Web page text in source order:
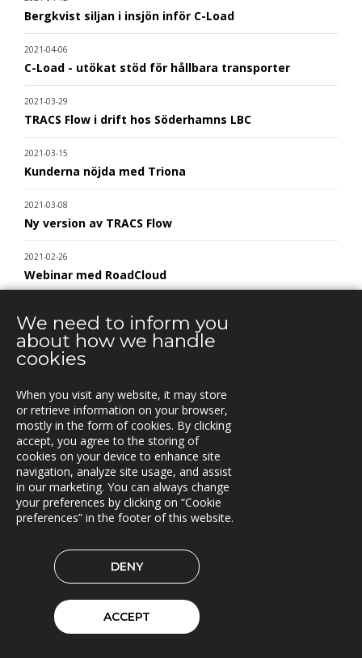
Bergkvist siljan i insjön inför C-Load
2021-04-06
C-Load - utökat stöd för hållbara transporter
2021-03-29
TRACS Flow i drift hos Söderhamns LBC
2021-03-15
Kunderna nöjda med Triona
2021-03-08
Ny version av TRACS Flow
2021-02-26
Webinar med RoadCloud
Nya lokaler i Oslo
2021-01-29
2021-01-11
Triona expanderar i Göteborg
2021-01-07
FleetControl - Transdevs IoT-plattform
2020-12-18
2020-12-17
God Jul och Gott Nytt År
2020-11-23
Beräkningstjänst för skördardata i pilotdrift
We need to inform you
about how we handle
cookies
When you visit any website, it may store
or retrieve information on your browser,
mostly in the form of cookies. By clicking
accept, you agree to the storing of
cookies on your device to enhance site
navigation, analyze site usage, and assist
in our marketing. You can always change
your preferences by clicking on “Cookie
preferences” in the footer of this website.
DENY
ACCEPT